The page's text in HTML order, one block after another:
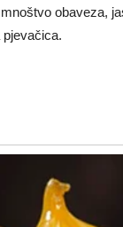
obaveza,